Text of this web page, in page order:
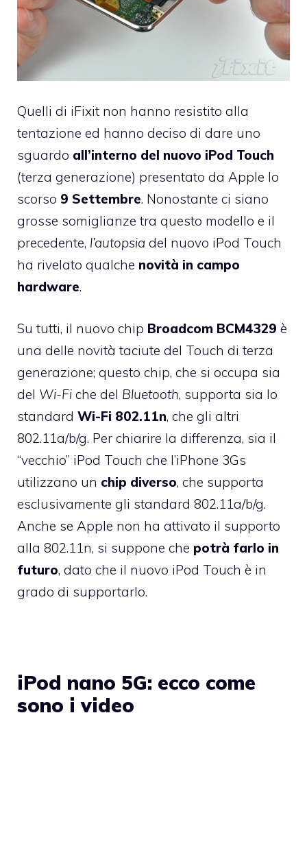
Quelli di iFixit non hanno resistito alla
tentazione ed hanno deciso di dare uno
sguardo all’interno del nuovo iPod Touch
(terza generazione) presentato da Apple lo
scorso 9 Settembre. Nonostante ci siano
grosse somiglianze tra questo modello e il
precedente, l’autopsia del nuovo iPod Touch
ha rivelato qualche novità in campo
hardware.
Su tutti, il nuovo chip Broadcom BCM4329 è
una delle novità taciute del Touch di terza
generazione; questo chip, che si occupa sia
del Wi-Fi che del Bluetooth, supporta sia lo
standard Wi-Fi 802.11n, che gli altri
802.11a/b/g. Per chiarire la differenza, sia il
“vecchio” iPod Touch che l’iPhone 3Gs
utilizzano un chip diverso, che supporta
esclusivamente gli standard 802.11a/b/g.
Anche se Apple non ha attivato il supporto
alla 802.11n, si suppone che potrà farlo in
futuro, dato che il nuovo iPod Touch è in
grado di supportarlo.
iPod nano 5G: ecco come
sono i video